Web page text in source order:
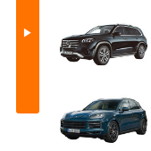
▶
2016/12～2018/03
6.7 12.4